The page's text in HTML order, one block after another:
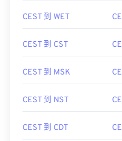
CEST 到 WET
CEST 到 CST
CEST 到 MSK
CEST 到 NST
CEST 到 CDT